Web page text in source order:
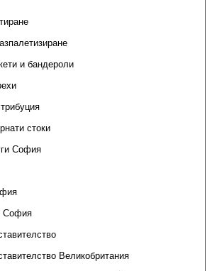
и бандероли
стоки
София
София
Великобритания